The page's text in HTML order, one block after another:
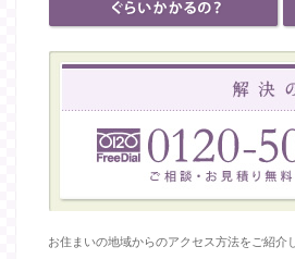
お住まいの地域からのアクセス方法をご紹介